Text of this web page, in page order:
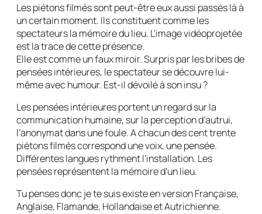
Les piétons filmés sont peut-être eux aussi passés là à
un certain moment. Ils constituent comme les
spectateurs la mémoire du lieu. L’image vidéoprojetée
est la trace de cette présence.
Elle est comme un faux miroir. Surpris par les bribes de
pensées intérieures, le spectateur se découvre lui-
même avec humour. Est-il dévoilé à son insu ?
Les pensées intérieures portent un regard sur la
communication humaine, sur la perception d’autrui,
l’anonymat dans une foule. A chacun des cent trente
piétons filmés correspond une voix, une pensée.
Différentes langues rythment l’installation. Les
pensées représentent la mémoire d’un lieu.
Tu penses donc je te suisexiste en version Française,
Anglaise, Flamande, Hollandaise et Autrichienne.